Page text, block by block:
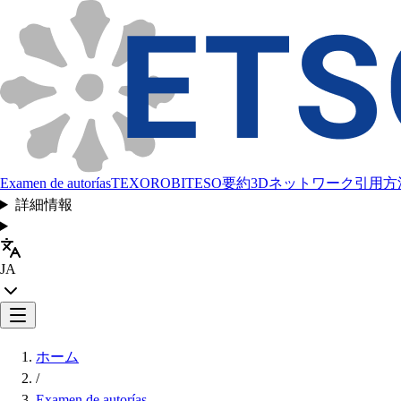
Examen de autoríasTEXOROBITESO要約3Dネットワーク引用方
詳細情報
JA
ホーム
/